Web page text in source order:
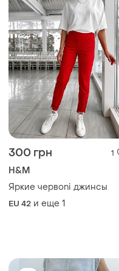
300 грн 1
H&M
Яркие червоni джинсы
EU 42 и еще 1